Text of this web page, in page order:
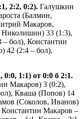
2:2, 0:2). Галушкин
(Балмин,
Макаров,
Николишин) 33 (1:3),
бол), Константин
42 (2:4 – бол),
0:0, 1:1) от 0:0 б 2:1.
Макаров) 3 (0:2),
Кваша (Попов) 14
(Соколов, Иванов)
Макаров –